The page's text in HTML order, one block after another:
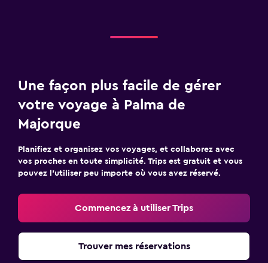
Une façon plus facile de gérer
votre voyage à Palma de
Majorque
Planifiez et organisez vos voyages, et collaborez avec
vos proches en toute simplicité. Trips est gratuit et vous
pouvez l’utiliser peu importe où vous avez réservé.
Commencez à utiliser Trips
Trouver mes réservations